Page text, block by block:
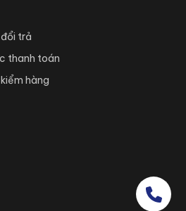
trả
thanh toán
hàng